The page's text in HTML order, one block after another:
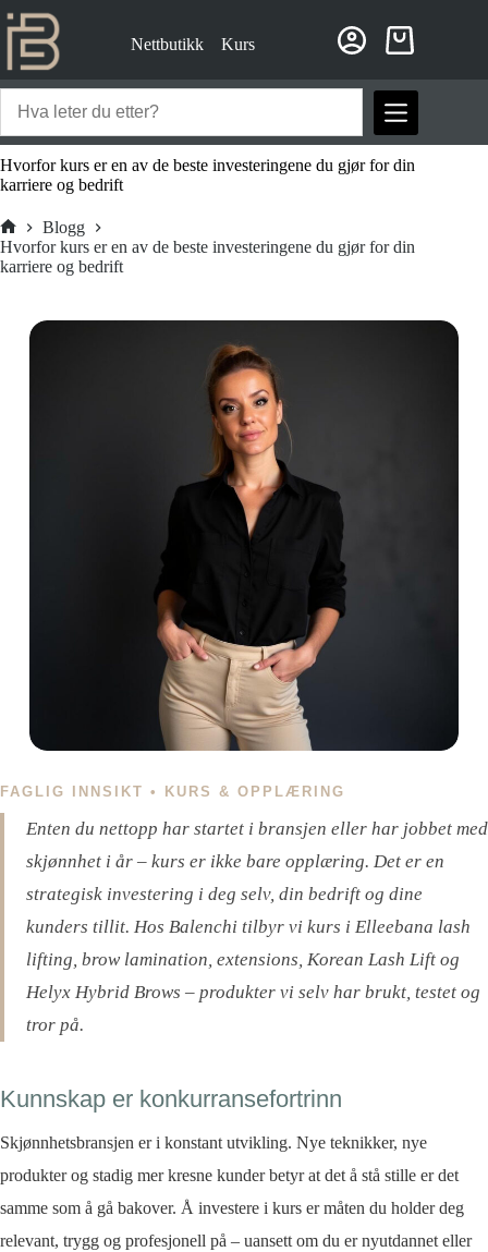
til
innholdet
Nettbutikk Kurs Handlekurv
Hvorfor kurs er en av de beste investeringene du gjør for din
karriere og bedrift
Hjem
Blogg
Hvorfor kurs er en av de beste investeringene du gjør for din
karriere og bedrift
FAGLIG INNSIKT • KURS & OPPLÆRING
Enten du nettopp har startet i bransjen eller har jobbet med
skjønnhet i år – kurs er ikke bare opplæring. Det er en
strategisk investering i deg selv, din bedrift og dine
kunders tillit. Hos Balenchi tilbyr vi kurs i Elleebana lash
lifting, brow lamination, extensions, Korean Lash Lift og
Helyx Hybrid Brows – produkter vi selv har brukt, testet og
tror på.
Kunnskap er konkurransefortrinn
Skjønnhetsbransjen er i konstant utvikling. Nye teknikker, nye
produkter og stadig mer kresne kunder betyr at det å stå stille er det
samme som å gå bakover. Å investere i kurs er måten du holder deg
relevant, trygg og profesjonell på – uansett om du er nyutdannet eller